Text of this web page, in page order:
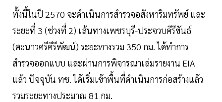
ทั้งนี้ในปี 2570 จะดำเนินการสำรวจอสังหาริมทรัพย์ และ
ระยะที่ 3 (ช่วงที่ 2) เส้นทางเพชรบุรี-ประจวบคีรีขันธ์
(ตะนาวศรีคีรีพัฒน์) ระยะทางรวม 350 กม. ได้ทำการ
สำรวจออกแบบ และผ่านการพิจารณาเล่มรายงาน EIA
แล้ว ปัจจุบัน ทช. ได้เริ่มเข้าพื้นที่ดำเนินการก่อสร้างแล้ว
รวมระยะทางประมาณ 81 กม.